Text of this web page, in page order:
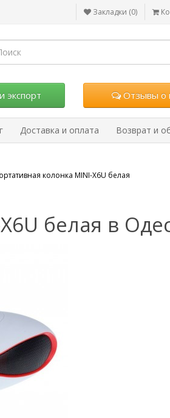
Закладки (0)
экспорт Отзывы о
Доставка и оплата Возврат и
колонка MINI-X6U белая
белая в